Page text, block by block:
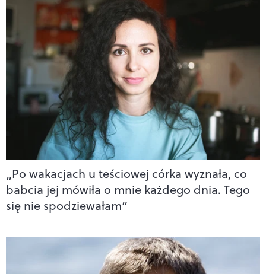
„Po wakacjach u teściowej córka wyznała, co
babcia jej mówiła o mnie każdego dnia. Tego
się nie spodziewałam”